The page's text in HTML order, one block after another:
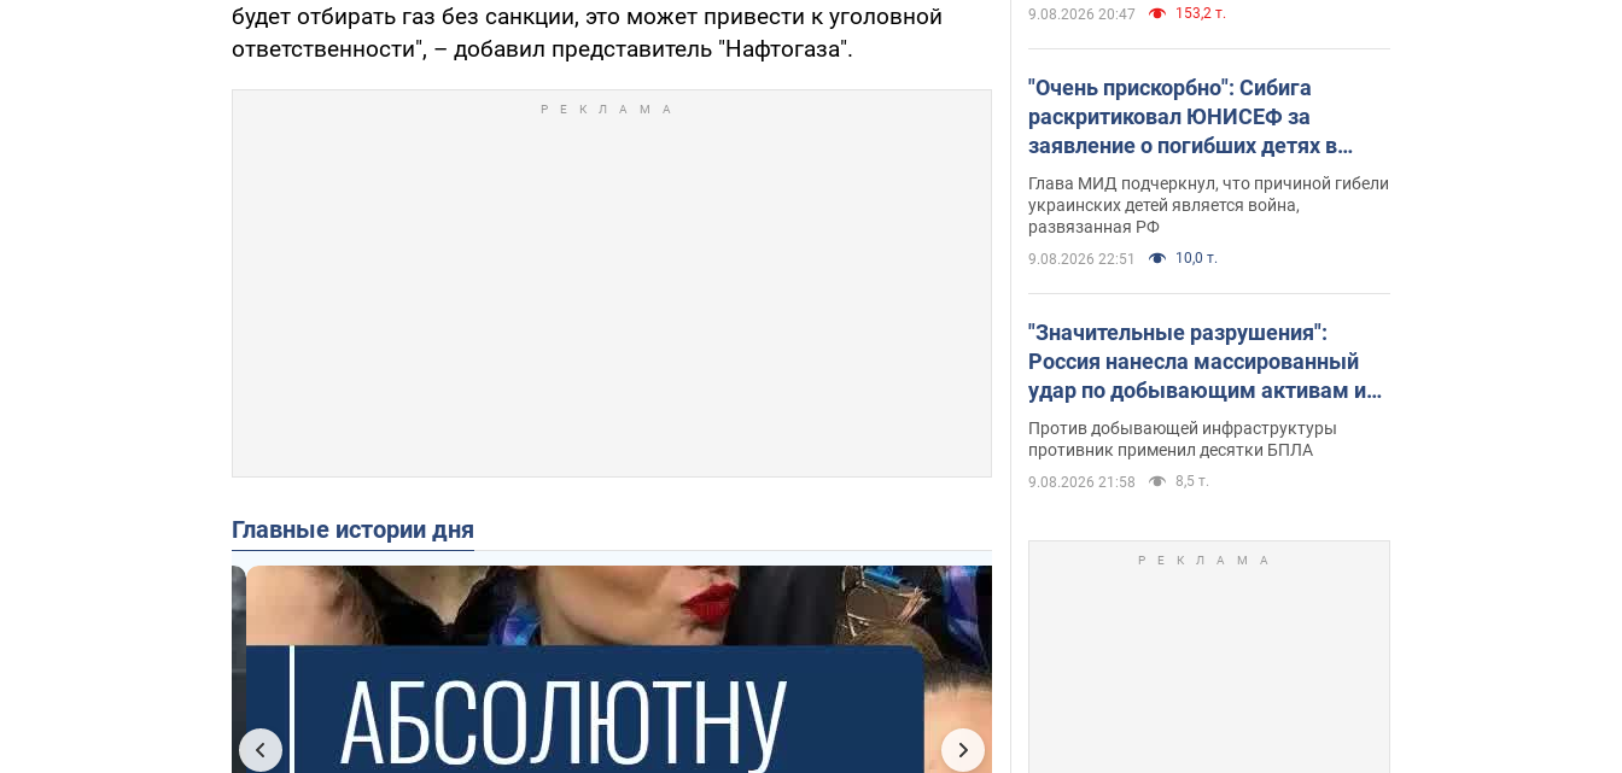
будет отбирать газ без санкции, это может привести к уголовной
ответственности", – добавил представитель "Нафтогаза".
Главные истории дня
9.08.2026 20:47 153,2 т.
"Очень прискорбно": Сибига
раскритиковал ЮНИСЕФ за
заявление о погибших детях в
Украине
Глава МИД подчеркнул, что причиной гибели
украинских детей является война,
развязанная РФ
9.08.2026 22:51 10,0 т.
"Значительные разрушения":
Россия нанесла массированный
удар по добывающим активам и
буровой площадке "Укрнафты"
Против добывающей инфраструктуры
противник применил десятки БПЛА
9.08.2026 21:58 8,5 т.